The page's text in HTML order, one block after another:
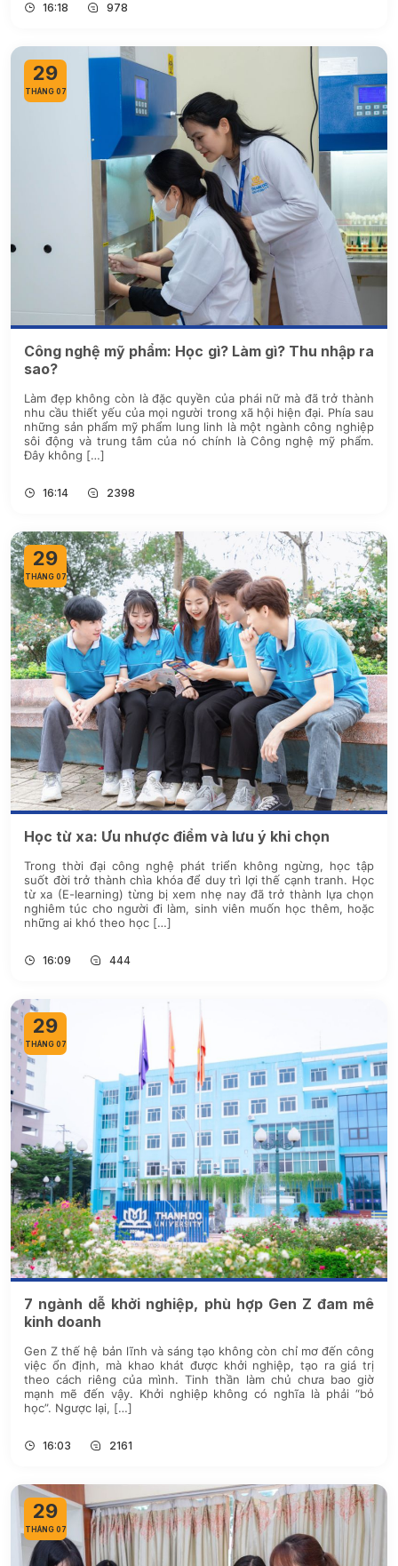
16:18 978
29
THÁNG 07
Công nghệ mỹ phẩm: Học gì? Làm gì? Thu nhập ra
sao?
Làm đẹp không còn là đặc quyền của phái nữ mà đã trở thành
nhu cầu thiết yếu của mọi người trong xã hội hiện đại. Phía sau
những sản phẩm mỹ phẩm lung linh là một ngành công nghiệp
sôi động và trung tâm của nó chính là Công nghệ mỹ phẩm.
Đây không […]
16:14 2398
29
THÁNG 07
Học từ xa: Ưu nhược điểm và lưu ý khi chọn
Trong thời đại công nghệ phát triển không ngừng, học tập
suốt đời trở thành chìa khóa để duy trì lợi thế cạnh tranh. Học
từ xa (E-learning) từng bị xem nhẹ nay đã trở thành lựa chọn
nghiêm túc cho người đi làm, sinh viên muốn học thêm, hoặc
những ai khó theo học […]
16:09 444
29
THÁNG 07
7 ngành dễ khởi nghiệp, phù hợp Gen Z đam mê
kinh doanh
Gen Z thế hệ bản lĩnh và sáng tạo không còn chỉ mơ đến công
việc ổn định, mà khao khát được khởi nghiệp, tạo ra giá trị
theo cách riêng của mình. Tinh thần làm chủ chưa bao giờ
mạnh mẽ đến vậy. Khởi nghiệp không có nghĩa là phải “bỏ
học”. Ngược lại, […]
16:03 2161
29
THÁNG 07